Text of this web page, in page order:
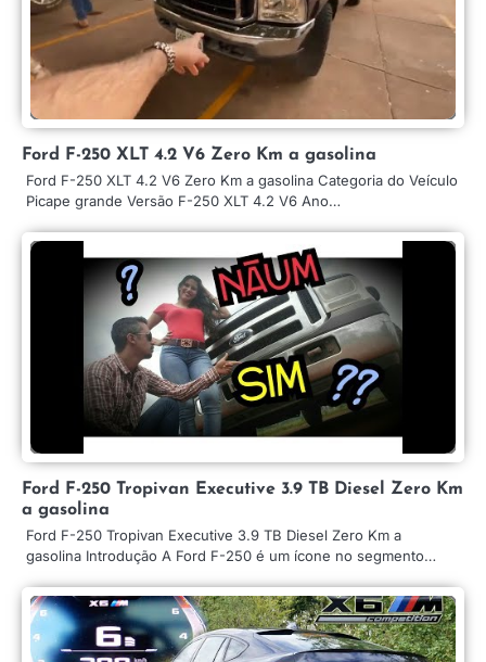
Ford F-250 XLT 4.2 V6 Zero Km a gasolina
Ford F-250 XLT 4.2 V6 Zero Km a gasolina Categoria do Veículo
Picape grande Versão F-250 XLT 4.2 V6 Ano…
Ford F-250 Tropivan Executive 3.9 TB Diesel Zero Km
a gasolina
Ford F-250 Tropivan Executive 3.9 TB Diesel Zero Km a
gasolina Introdução A Ford F-250 é um ícone no segmento…